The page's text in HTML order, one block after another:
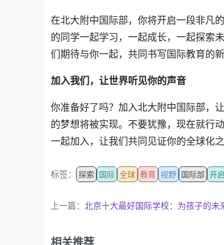
在北大附中国际部，你将开启一段非凡
的同学一起学习，一起成长，一起探索
们期待与你一起，共同书写国际教育的新
加入我们，让世界听见你的声音
你准备好了吗？加入北大附中国际部，
的梦想将被实现。不要犹豫，现在就行
一起加入，让我们共同见证你的全球化之
标签： 探索 国际 全球 教育 视野 国际部 开启
上一篇： 北京十大最好国际学校：为孩子的未
相关推荐